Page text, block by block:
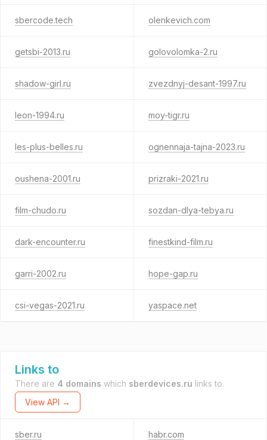
sbercode.tech olenkevich.com
getsbi-2013.ru golovolomka-2.ru
shadow-girl.ru zvezdnyj-desant-1997.ru
leon-1994.ru moy-tigr.ru
les-plus-belles.ru ognennaja-tajna-2023.ru
oushena-2001.ru prizraki-2021.ru
film-chudo.ru sozdan-dlya-tebya.ru
dark-encounter.ru finestkind-film.ru
garri-2002.ru hope-gap.ru
csi-vegas-2021.ru yaspace.net
Links to
There are 4 domains which sberdevices.ru links to.
View API →
sber.ru habr.com